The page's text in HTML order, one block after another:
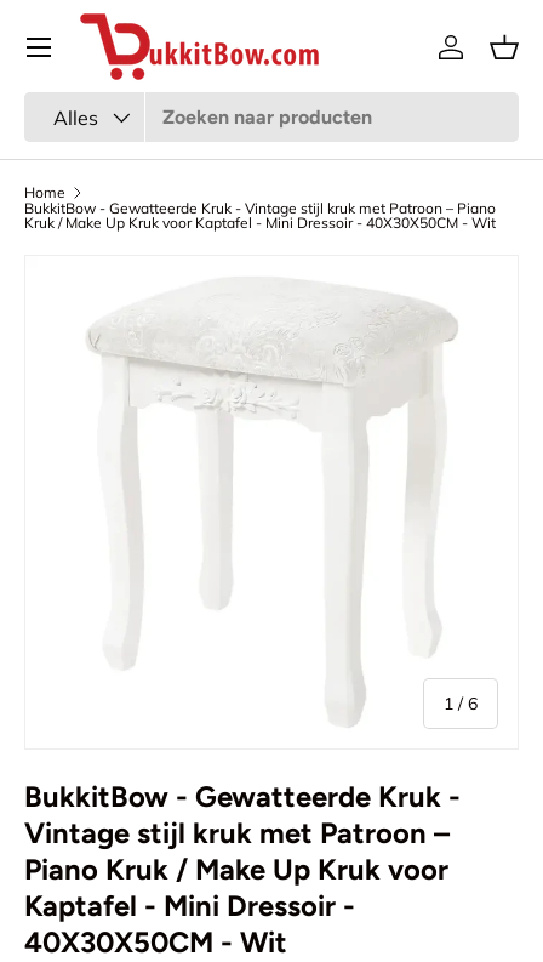
Ga naar inhoud
Alles
Inloggen
Menu
Home
BukkitBow - Gewatteerde Kruk - Vintage stijl kruk met Patroon – Piano
Kruk / Make Up Kruk voor Kaptafel - Mini Dressoir - 40X30X50CM - Wit
1 /van
6
BukkitBow - Gewatteerde Kruk -
Vintage stijl kruk met Patroon –
Piano Kruk / Make Up Kruk voor
Kaptafel - Mini Dressoir -
40X30X50CM - Wit